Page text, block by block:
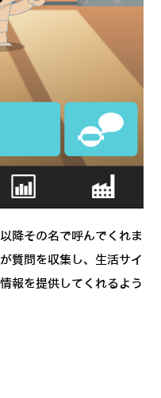
降その名で呼んでくれま
質問を収集し、生活サイ
報を提供してくれるよう